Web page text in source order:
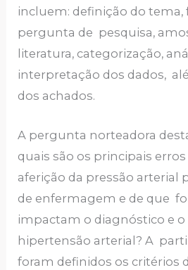
incluem: definição do tema,
pergunta de pesquisa,
literatura, categorização,
interpretação dos dados,
dos achados.
A pergunta norteadora
quais são os principais
aferição da pressão arterial
de enfermagem e de que
impactam o diagnóstico e
hipertensão arterial? A
foram definidos os critérios